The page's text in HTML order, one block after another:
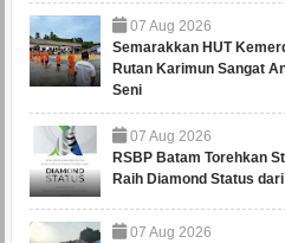
07 Aug 2026
Semarakkan HUT
Rutan Karimun Sangat
Seni
07 Aug 2026
RSBP Batam Torehkan
Raih Diamond Status dari
07 Aug 2026